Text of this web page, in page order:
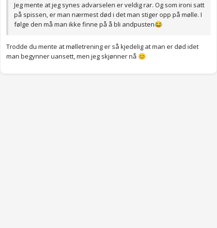
Jeg mente at jeg synes advarselen er veldig rar. Og som ironi satt
på spissen, er man nærmest død i det man stiger opp på mølle. I
følge den må man ikke finne på å bli andpusten😂
Trodde du mente at mølletrening er så kjedelig at man er død idet
man begynner uansett, men jeg skjønner nå 😊